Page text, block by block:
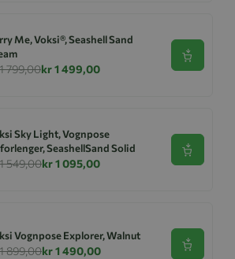
Me, Voksi®, Seashell Sand
799,00kr 1 499,00
Se
Sky Light, Vognpose
SeashellSand Solid
549,00kr 1 095,00
Se
Vognpose Explorer, Walnut
899,00kr 1 490,00 Se